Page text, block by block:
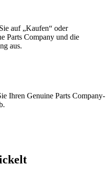
auf „Kaufen“ oder
Parts Company und die
aus.
Ihren Genuine Parts Company-